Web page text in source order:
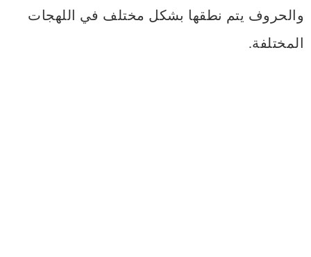
والحروف يتم نطقها بشكل مختلف في اللهجات
المختلفة.